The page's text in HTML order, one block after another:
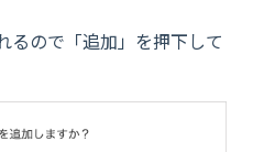
るので「追加」を押下して